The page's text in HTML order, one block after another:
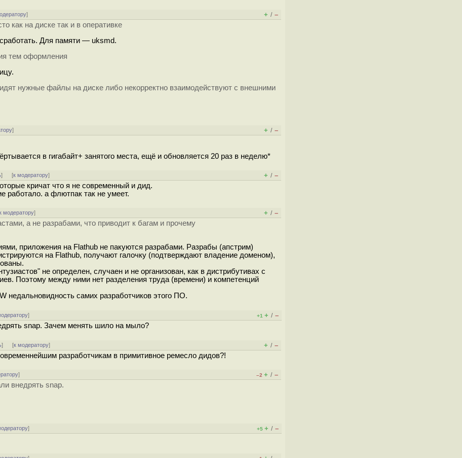
] + / –
как на диске так и в оперативке
Для памяти — uksmd.
тем оформления
нужные файлы на диске либо некорректно взаимодействуют с внешними
] + / –
в гигабайт+ занятого места, ещё и обновляется 20 раз в неделю*
] [к модератору] + / –
кричат что я не современный и дид.
работало. а флютпак так не умеет.
модератору] + / –
а не разрабами, что приводит к багам и прочему
приложения на Flathub не пакуются разрабами. Разрабы (апстрим)
на Flathub, получают галочку (подтверждают владение доменом),
не определен, случаен и не организован, как в дистрибутивах с
Поэтому между ними нет разделения труда (времени) и компетенций
недальновидность самих разработчиков этого ПО.
] +1 + / –
snap. Зачем менять шило на мыло?
] [к модератору] + / –
разработчикам в примитивное ремесло дидов?!
] –2 + / –
внедрять snap.
] +5 + / –